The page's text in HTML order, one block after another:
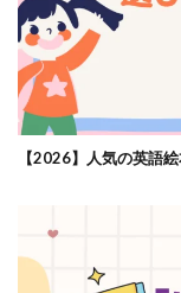
【2026】人気の英語